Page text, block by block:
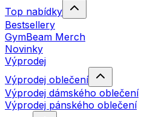
Top nabídky
Bestsellery
GymBeam Merch
Novinky
Výprodej
Výprodej oblečení
Výprodej dámského oblečení
Výprodej pánského oblečení